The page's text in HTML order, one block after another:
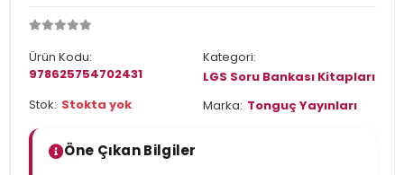
Ürün Kodu:
978625754702431
Kategori:
LGS Soru Bankası Kitapları
Stok: Stokta yok Marka: Tonguç Yayınları
Öne Çıkan Bilgiler